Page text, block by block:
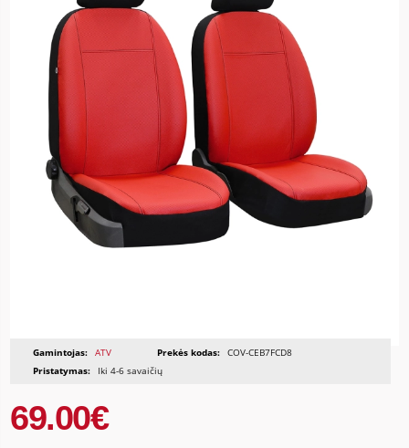
Gamintojas: ATV Prekės kodas: COV-CEB7FCD8
Pristatymas:
Iki 4-6 savaičių
69.00€